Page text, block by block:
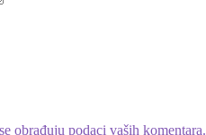
obrađuju podaci vaših komentara.